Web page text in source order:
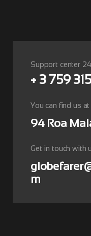
Support center
+ 3 759
You can find us at
94 Roa
Get in touch with
m